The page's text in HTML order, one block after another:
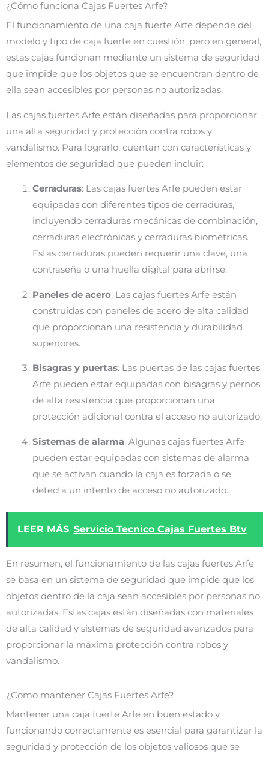
¿Cómo funciona Cajas Fuertes Arfe?
El funcionamiento de una caja fuerte Arfe depende del
modelo y tipo de caja fuerte en cuestión, pero en general,
estas cajas funcionan mediante un sistema de seguridad
que impide que los objetos que se encuentran dentro de
ella sean accesibles por personas no autorizadas.
Las cajas fuertes Arfe están diseñadas para proporcionar
una alta seguridad y protección contra robos y
vandalismo. Para lograrlo, cuentan con características y
elementos de seguridad que pueden incluir:
Cerraduras: Las cajas fuertes Arfe pueden estar
equipadas con diferentes tipos de cerraduras,
incluyendo cerraduras mecánicas de combinación,
cerraduras electrónicas y cerraduras biométricas.
Estas cerraduras pueden requerir una clave, una
contraseña o una huella digital para abrirse.
Paneles de acero: Las cajas fuertes Arfe están
construidas con paneles de acero de alta calidad
que proporcionan una resistencia y durabilidad
superiores.
Bisagras y puertas: Las puertas de las cajas fuertes
Arfe pueden estar equipadas con bisagras y pernos
de alta resistencia que proporcionan una
protección adicional contra el acceso no autorizado.
Sistemas de alarma: Algunas cajas fuertes Arfe
pueden estar equipadas con sistemas de alarma
que se activan cuando la caja es forzada o se
detecta un intento de acceso no autorizado.
LEER MÁS Servicio Tecnico Cajas Fuertes Btv
En resumen, el funcionamiento de las cajas fuertes Arfe
se basa en un sistema de seguridad que impide que los
objetos dentro de la caja sean accesibles por personas no
autorizadas. Estas cajas están diseñadas con materiales
de alta calidad y sistemas de seguridad avanzados para
proporcionar la máxima protección contra robos y
vandalismo.
¿Como mantener Cajas Fuertes Arfe?
Mantener una caja fuerte Arfe en buen estado y
funcionando correctamente es esencial para garantizar la
seguridad y protección de los objetos valiosos que se